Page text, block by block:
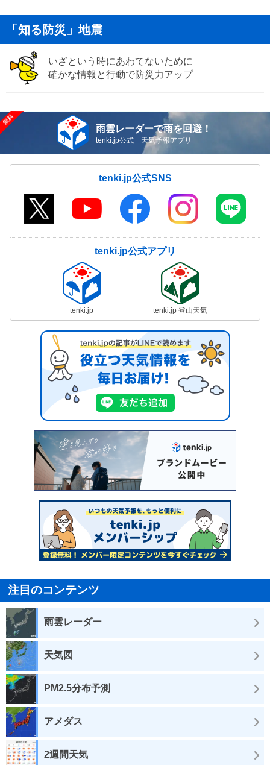
「知る防災」地震
いざという時にあわてないために
確かな情報と行動で防災力アップ
雨雲レーダーで雨を回避！
tenki.jp公式 天気予報アプリ
tenki.jp公式SNS
tenki.jp公式アプリ
tenki.jp tenki.jp 登山天気
注目のコンテンツ
雨雲レーダー
天気図
PM2.5分布予測
アメダス
2週間天気